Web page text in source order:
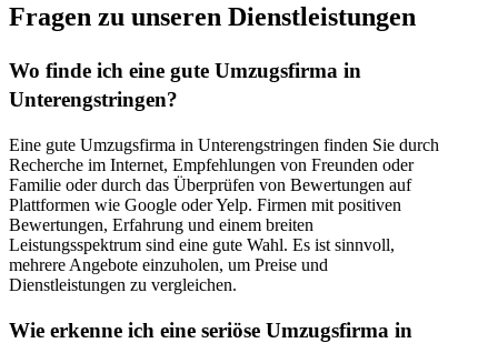
Fragen zu unseren Dienstleistungen
Wo finde ich eine gute Umzugsfirma in
Unterengstringen?
Eine gute Umzugsfirma in Unterengstringen finden Sie durch
Recherche im Internet, Empfehlungen von Freunden oder
Familie oder durch das Überprüfen von Bewertungen auf
Plattformen wie Google oder Yelp. Firmen mit positiven
Bewertungen, Erfahrung und einem breiten
Leistungsspektrum sind eine gute Wahl. Es ist sinnvoll,
mehrere Angebote einzuholen, um Preise und
Dienstleistungen zu vergleichen.
Wie erkenne ich eine seriöse Umzugsfirma in